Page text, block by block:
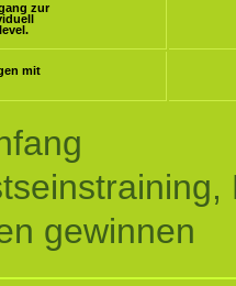
zur
mit
gewinnen